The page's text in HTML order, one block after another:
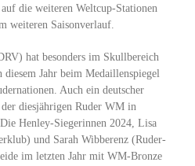
die weiteren Weltcup-Stationen
weiteren Saisonverlauf.
hat besonders im Skullbereich
Jahr beim Medaillenspiegel
Auch ein deutscher
diesjährigen Ruder WM in
Henley-Siegerinnen 2024, Lisa
und Sarah Wibberenz (Ruder-
im letzten Jahr mit WM-Bronze